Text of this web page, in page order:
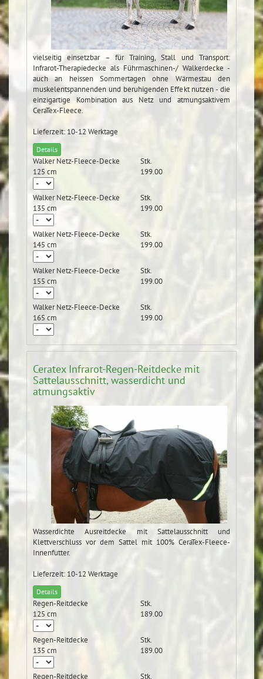
vielseitig einsetzbar – für Training, Stall und Transport:
Infrarot-Therapiedecke als Führmaschinen-/ Walkerdecke -
auch an heissen Sommertagen ohne Wärmestau den
muskelentspannenden und beruhigenden Effekt nutzen - die
einzigartige Kombination aus Netz und atmungsaktivem
CeraTex-Fleece.
Lieferzeit: 10-12 Werktage
Details
Walker Netz-Fleece-Decke
Stk.
125 cm
199.00
Walker Netz-Fleece-Decke
Stk.
135 cm
199.00
Walker Netz-Fleece-Decke
Stk.
145 cm
199.00
Walker Netz-Fleece-Decke
Stk.
155 cm
199.00
Walker Netz-Fleece-Decke
Stk.
165 cm
199.00
Ceratex Infrarot-Regen-Reitdecke mit
Sattelausschnitt, wasserdicht und
atmungsaktiv
Wasserdichte Ausreitdecke mit Sattelausschnitt und
Klettverschluss vor dem Sattel mit 100% CeraTex-Fleece-
Innenfutter.
Lieferzeit: 10-12 Werktage
Details
Regen-Reitdecke
Stk.
125 cm
189.00
Regen-Reitdecke
Stk.
135 cm
189.00
Regen-Reitdecke
Stk.